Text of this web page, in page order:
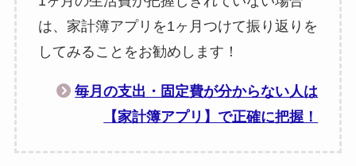
は、家計簿アプリを1ヶ月つけて振り返りを
してみることをお勧めします！
毎月の支出・固定費が分からない人は
【家計簿アプリ】で正確に把握！